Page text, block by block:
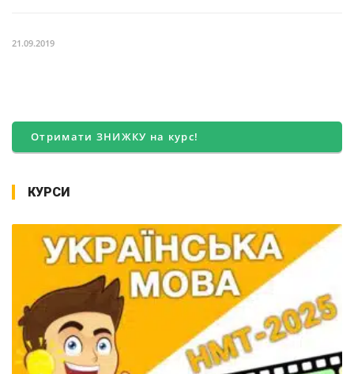
21.09.2019
Отримати ЗНИЖКУ на курс!
КУРСИ